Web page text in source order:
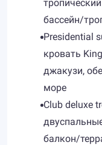
бассейн/
Presidential
кровать
джакузи,
море
Club deluxe
балкон/